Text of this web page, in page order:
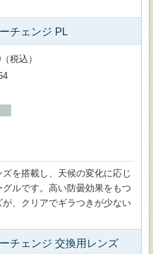
チェンジ PL
税込）
を搭載し、天候の変化に応じ
ルです。高い防曇効果をもつ
、クリアでギラつきが少ない
チェンジ 交換用レンズ